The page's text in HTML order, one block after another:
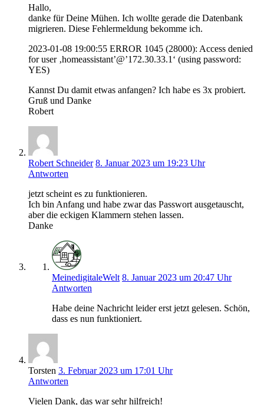
Hallo,
danke für Deine Mühen. Ich wollte gerade die Datenbank
migrieren. Diese Fehlermeldung bekomme ich.
2023-01-08 19:00:55 ERROR 1045 (28000): Access denied
for user ‚homeassistant’@’172.30.33.1‘ (using password:
YES)
Kannst Du damit etwas anfangen? Ich habe es 3x probiert.
Gruß und Danke
Robert
Robert Schneider 8. Januar 2023 um 19:23 Uhr
Antworten
jetzt scheint es zu funktionieren.
Ich bin Anfang und habe zwar das Passwort ausgetauscht,
aber die eckigen Klammern stehen lassen.
Danke
MeinedigitaleWelt 8. Januar 2023 um 20:47 Uhr
Antworten
Habe deine Nachricht leider erst jetzt gelesen. Schön,
dass es nun funktioniert.
Torsten 3. Februar 2023 um 17:01 Uhr
Antworten
Vielen Dank, das war sehr hilfreich!